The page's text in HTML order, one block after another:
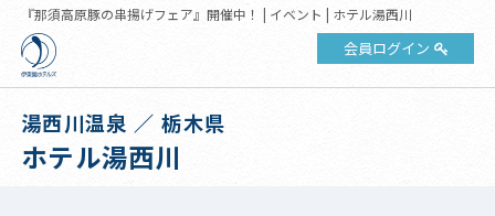
『那須高原豚の串揚げフェア』開催中！ | イベント | ホテル湯西川
会員ログイン
湯西川温泉 ／ 栃木県
ホテル湯西川